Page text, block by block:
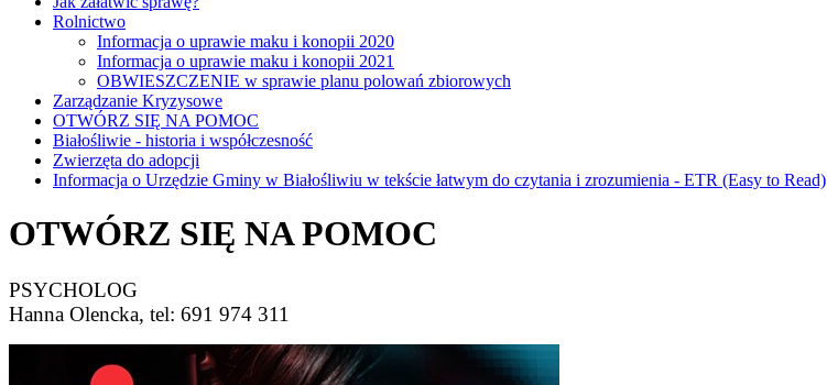
Rolnictwo
Informacja o uprawie maku i konopii 2020
Informacja o uprawie maku i konopii 2021
OBWIESZCZENIE w sprawie planu polowań zbiorowych
Zarządzanie Kryzysowe
OTWÓRZ SIĘ NA POMOC
Białośliwie - historia i współczesność
Zwierzęta do adopcji
Informacja o Urzędzie Gminy w Białośliwiu w tekście łatwym do czytania i zrozumienia - ETR (Easy to Read)
OTWÓRZ SIĘ NA POMOC
PSYCHOLOG
Hanna Olencka, tel: 691 974 311